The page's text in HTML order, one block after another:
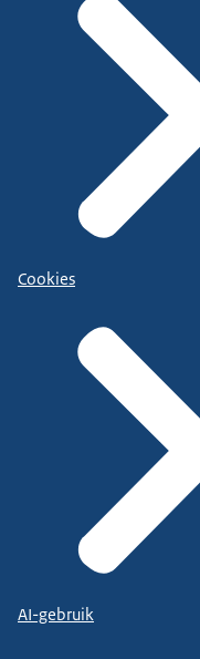
Cookies
AI-gebruik